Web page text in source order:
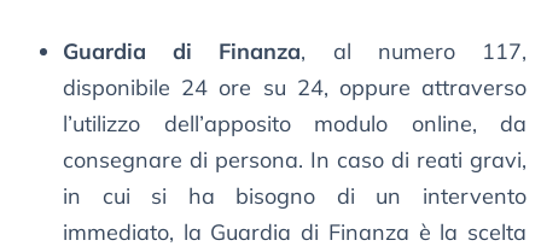
Guardia di Finanza, al numero 117,
disponibile 24 ore su 24, oppure attraverso
l’utilizzo dell’apposito modulo online, da
consegnare di persona. In caso di reati gravi,
in cui si ha bisogno di un intervento
immediato, la Guardia di Finanza è la scelta